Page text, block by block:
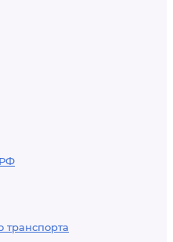
РФ
транспорта